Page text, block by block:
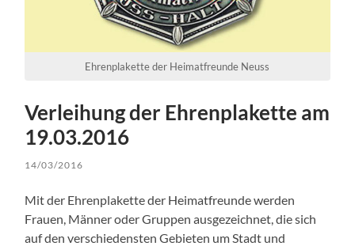
Ehrenplakette der Heimatfreunde Neuss
Verleihung der Ehrenplakette am
19.03.2016
14/03/2016
Mit der Ehrenplakette der Heimatfreunde werden
Frauen, Männer oder Gruppen ausgezeichnet, die sich
auf den verschiedensten Gebieten um Stadt und